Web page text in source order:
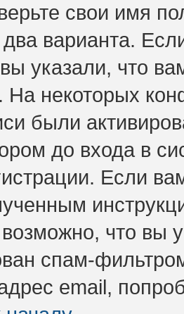
свои имя
варианта.
указали, что
На некоторых
были
до входа в
Если
что вы
спам-
email,